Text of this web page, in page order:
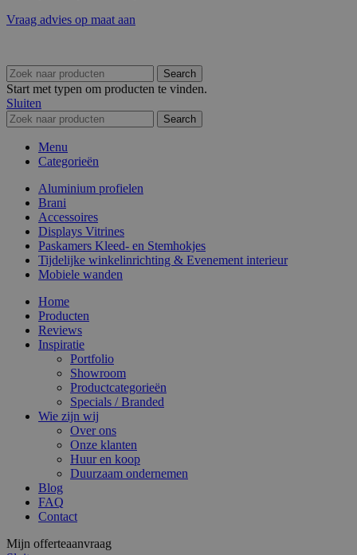
Vraag advies op maat aan
Search
Start met typen om producten te vinden.
Sluiten
Search
Menu
Categorieën
Aluminium profielen
Brani
Accessoires
Displays Vitrines
Paskamers Kleed- en Stemhokjes
Tijdelijke winkelinrichting & Evenement interieur
Mobiele wanden
Home
Producten
Reviews
Inspiratie
Portfolio
Showroom
Productcategorieën
Specials / Branded
Wie zijn wij
Over ons
Onze klanten
Huur en koop
Duurzaam ondernemen
Blog
FAQ
Contact
Mijn offerteaanvraag